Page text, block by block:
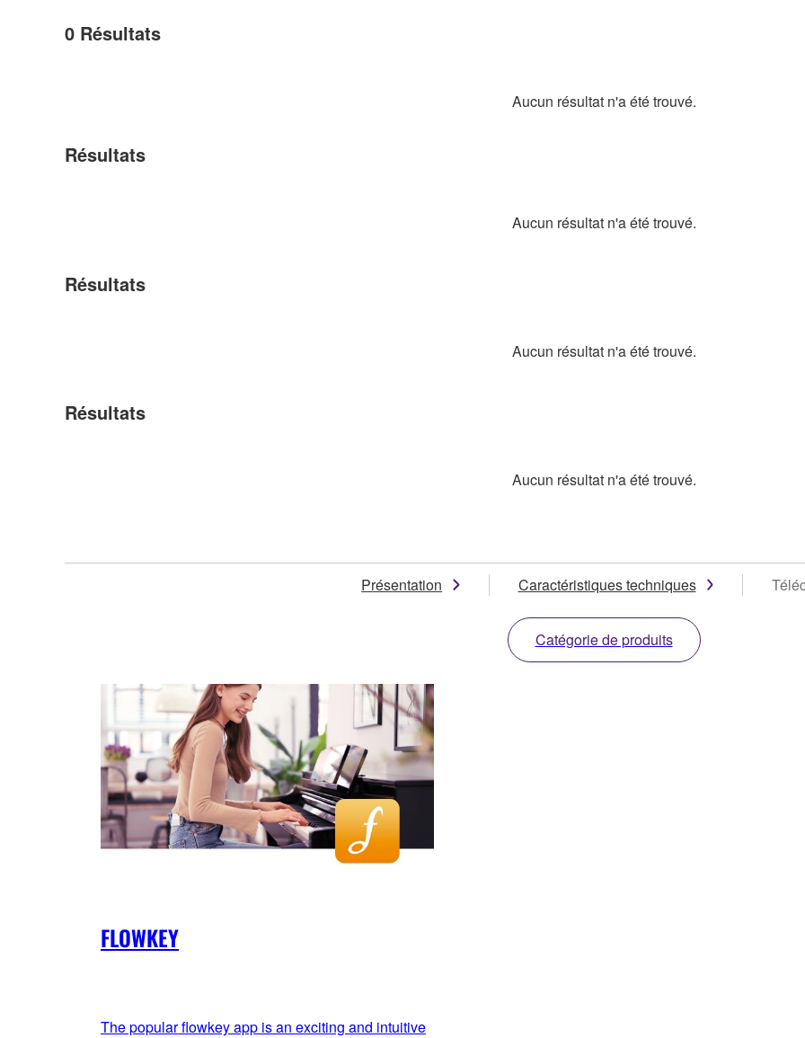
0 Résultats
Aucun résultat n'a été trouvé.
Résultats
Aucun résultat n'a été trouvé.
Résultats
Aucun résultat n'a été trouvé.
Résultats
Aucun résultat n'a été trouvé.
Présentation Caractéristiques techniques
Catégorie de produits
FLOWKEY
The popular flowkey app is an exciting and intuitive